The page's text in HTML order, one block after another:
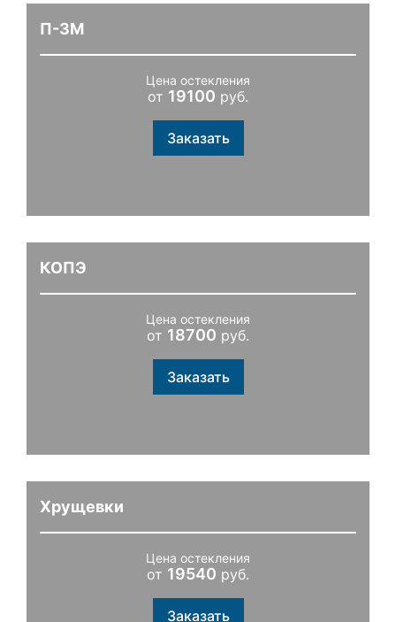
П-3М
Цена остекления
от 19100 руб.
Заказать
КОПЭ
Цена остекления
от 18700 руб.
Заказать
Хрущевки
Цена остекления
от 19540 руб.
Заказать